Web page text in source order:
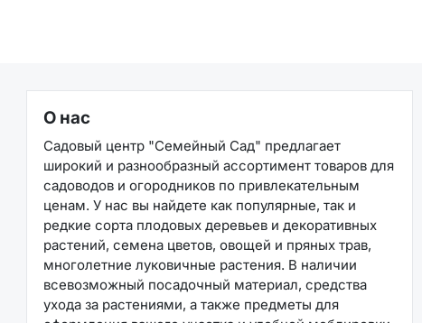
О нас
Садовый центр "Семейный Сад" предлагает
широкий и разнообразный ассортимент товаров для
садоводов и огородников по привлекательным
ценам. У нас вы найдете как популярные, так и
редкие сорта плодовых деревьев и декоративных
растений, семена цветов, овощей и пряных трав,
многолетние луковичные растения. В наличии
всевозможный посадочный материал, средства
ухода за растениями, а также предметы для